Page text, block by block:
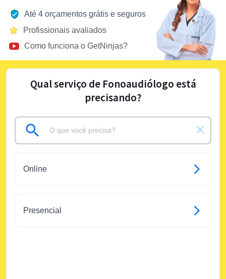
Até 4 orçamentos grátis e seguros
Profissionais avaliados
Como funciona o GetNinjas?
Qual serviço de Fonoaudiólogo está
precisando?
Online
Presencial